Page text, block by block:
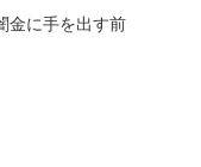
金に手を出す前